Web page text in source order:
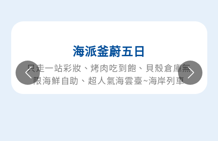
海派釜蔚五日
彩妝、烤肉吃到飽、貝殼倉庫無
自助、超人氣海雲臺~海岸列車
只走一站
服體驗、